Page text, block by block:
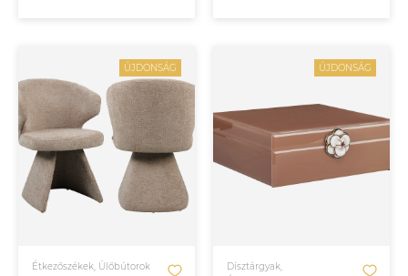
ÚJDONSÁG
Étkezőszékek, Ülőbútorok
ÚJDONSÁG
Dísztárgyak,